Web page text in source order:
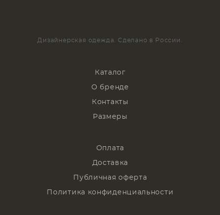
Дизайнерская одежда. Сделано в России.
Каталог
О бренде
Контакты
Размеры
Оплата
Доставка
Публичная оферта
Политика конфиденциальности